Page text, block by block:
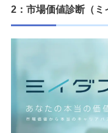
2：市場価値診断（ミ